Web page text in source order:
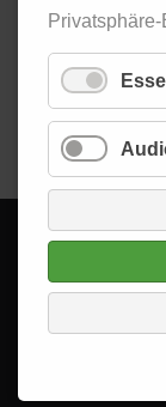
Kinder/Familie/
Staatstheater KA
Zurück